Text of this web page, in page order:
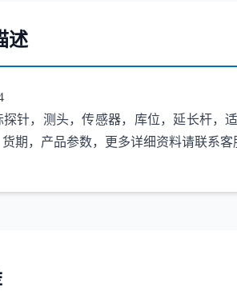
述
针，测头，传感器，库位，延长杆，
期，产品参数，更多详细资料请联系客